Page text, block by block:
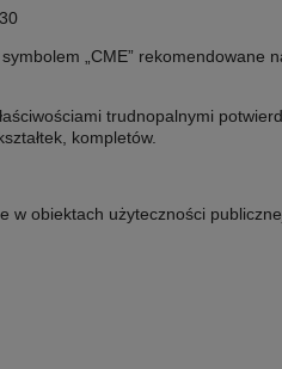
„CME”
trudnopalnymi
kompletów.
w obiektach użyteczności